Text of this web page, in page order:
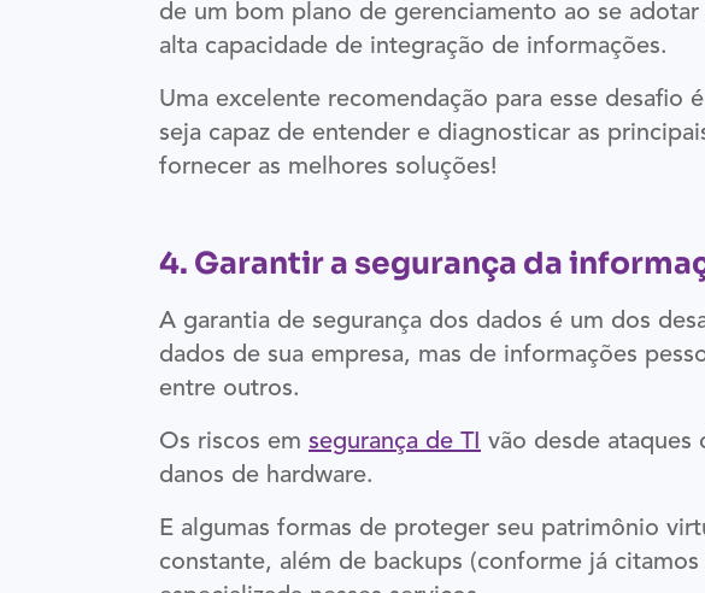
de um bom plano de gerenciamento ao se
alta capacidade de integração de informações.
Uma excelente recomendação para esse
seja capaz de entender e diagnosticar as
fornecer as melhores soluções!
4. Garantir a segurança da
A garantia de segurança dos dados é um dos
dados de sua empresa, mas de informações
entre outros.
Os riscos em segurança de TI vão desde ataques
danos de hardware.
E algumas formas de proteger seu patrimônio
constante, além de backups (conforme já